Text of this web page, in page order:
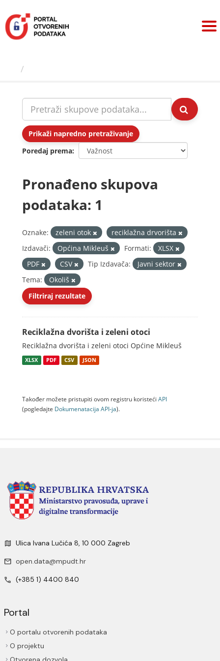
sadržaj
Prikaži napredno pretraživanje
Poredaj prema
Pronađeno skupova
podataka: 1
Oznake: zeleni otok
reciklažna drvorišta
Izdavači:
Općina Mikleuš Formati:
XLSX
PDF
CSV Tip Izdavača:
Javni sektor
Tema:
Okoliš
Filtriraj rezultate
Reciklažna dvorišta i zeleni otoci
Reciklažna dvorišta i zeleni otoci Općine Mikleuš
XLSX PDF CSV JSON
Također možete pristupiti ovom registru koristeći API
(pogledajte Dokumenаtаcijа API-jа).